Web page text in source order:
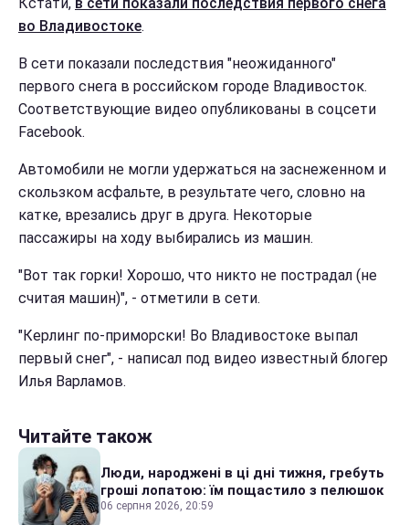
во Владивостоке.
В сети показали последствия "неожиданного"
первого снега в российском городе Владивосток.
Соответствующие видео опубликованы в соцсети
Facebook.
Автомобили не могли удержаться на заснеженном и
скользком асфальте, в результате чего, словно на
катке, врезались друг в друга. Некоторые
пассажиры на ходу выбирались из машин.
"Вот так горки! Хорошо, что никто не пострадал (не
считая машин)", - отметили в сети.
"Керлинг по-приморски! Во Владивостоке выпал
первый снег", - написал под видео известный блогер
Илья Варламов.
Читайте також
Люди, народжені в ці дні тижня, гребуть
гроші лопатою: їм пощастило з пелюшок
06 серпня 2026, 20:59